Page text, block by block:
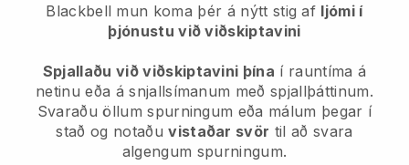
Blackbell mun koma þér á nýtt stig af ljómi í
þjónustu við viðskiptavini
Spjallaðu við viðskiptavini þína í rauntíma á
netinu eða á snjallsímanum með spjallþáttinum.
Svaraðu öllum spurningum eða málum þegar í
stað og notaðuvistaðar svör til að svara
algengum spurningum.